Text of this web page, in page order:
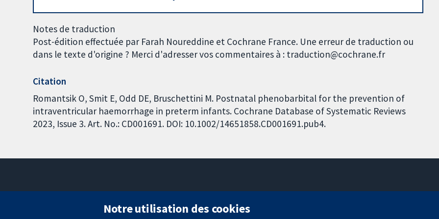
Notes de traduction
Post-édition effectuée par Farah Noureddine et Cochrane France. Une erreur de traduction ou
dans le texte d'origine ? Merci d'adresser vos commentaires à : traduction@cochrane.fr
Citation
Romantsik O, Smit E, Odd DE, Bruschettini M. Postnatal phenobarbital for the prevention of
intraventricular haemorrhage in preterm infants. Cochrane Database of Systematic Reviews
2023, Issue 3. Art. No.: CD001691. DOI: 10.1002/14651858.CD001691.pub4.
Londres
Notre utilisation des cookies